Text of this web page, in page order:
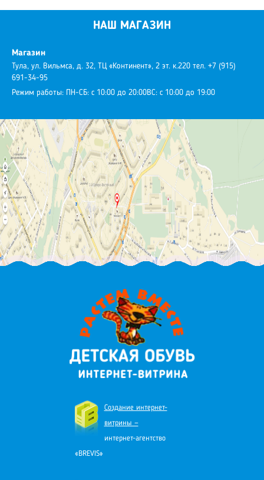
НАШ МАГАЗИН
Магазин
Тула, ул. Вильмса, д. 32, ТЦ «Континент», 2 эт. к.220 тел. +7 (915)
691-34-95
Режим работы: ПН-СБ: с 10:00 до 20:00ВС: с 10:00 до 19:00
Создание интернет-
витрины —
интернет-агентство
«BREVIS»